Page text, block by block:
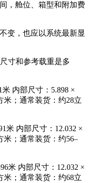
，舱位、箱型和附加费
变，也应以系统最新显
寸和参考载重是多
米 内部尺寸：5.898 ×
米；通常装货：约28立
米 内部尺寸：12.032 ×
米；通常装货：约56–
米 内部尺寸：12.032 ×
米；通常装货：约68立